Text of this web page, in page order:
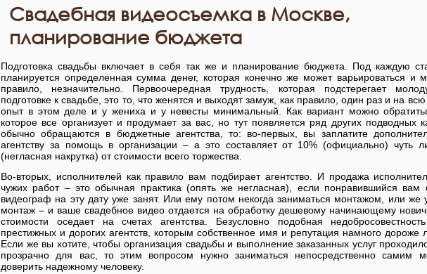
Свадебная видеосъемка в Москве,
планирование бюджета
Подготовка свадьбы включает в себя так же и планирование бюджета. Под каждую
планируется определенная сумма денег, которая конечно же может варьироваться и
правило, незначительно. Первоочередная трудность, которая подстерегает
подготовке к свадьбе, это то, что женятся и выходят замуж, как правило, один раз и на
опыт в этом деле и у жениха и у невесты минимальный. Как вариант можно
которое все организует и продумает за вас, но тут появляется ряд других подводных
обычно обращаются в бюджетные агентства, то: во-первых, вы заплатите
агентству за помощь в организации – а это составляет от 10% (официально) чуть
(негласная накрутка) от стоимости всего торжества.
Во-вторых, исполнителей как правило вам подбирает агентство. И продажа
чужих работ – это обычная практика (опять же негласная), если понравившийся вам
видеограф на эту дату уже занят. Или ему потом некогда заниматься монтажом, или же
монтаж – и ваше свадебное видео отдается на обработку дешевому начинающему
стоимости оседает на счетах агентства. Безусловно подобная
престижных и дорогих агентств, которым собственное имя и репутация намного дороже
Если же вы хотите, чтобы организация свадьбы и выполнение заказанных услуг
прозрачно для вас, то этим вопросом нужно заниматься непосредственно самим
доверить надежному человеку.